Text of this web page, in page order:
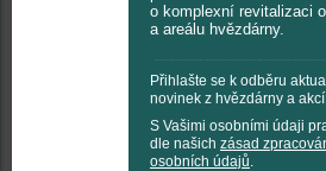
o komplexní revitalizaci
a areálu hvězdárny.
Přihlašte se k odběru
novinek z hvězdárny a
S Vašimi osobními údaji
dle našich zásad
osobních údajů.